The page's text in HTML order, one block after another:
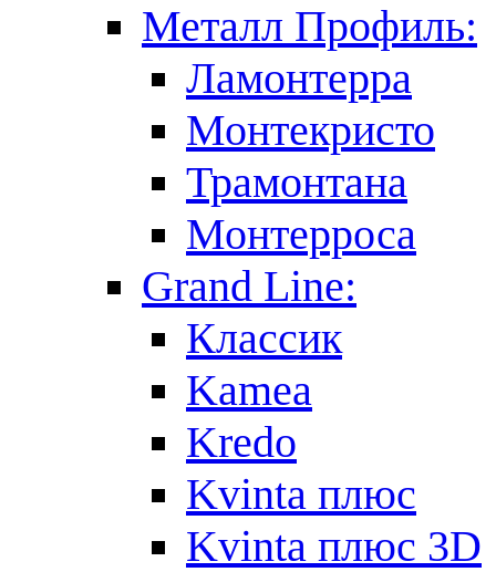
Металл Профиль:
Ламонтерра
Монтекристо
Трамонтана
Монтерроса
Grand Line:
Классик
Kamea
Kredo
Kvinta плюс
Kvinta плюс 3D